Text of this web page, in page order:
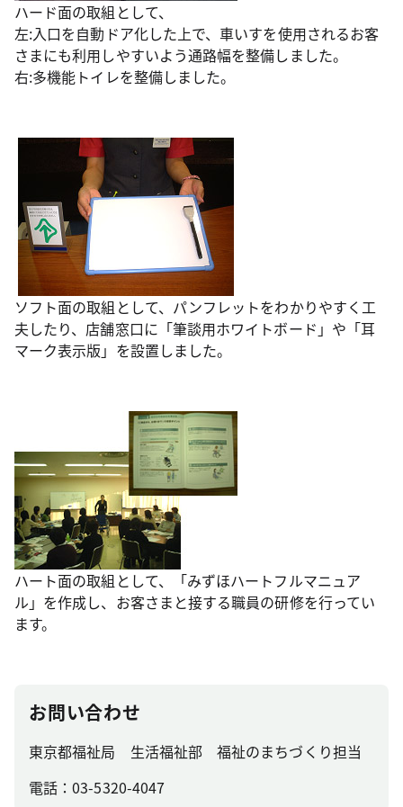
ハード面の取組として、
左:入口を自動ドア化した上で、車いすを使用されるお客
さまにも利用しやすいよう通路幅を整備しました。
右:多機能トイレを整備しました。
ソフト面の取組として、パンフレットをわかりやすく工
夫したり、店舗窓口に「筆談用ホワイトボード」や「耳
マーク表示版」を設置しました。
ハート面の取組として、「みずほハートフルマニュア
ル」を作成し、お客さまと接する職員の研修を行ってい
ます。
お問い合わせ
東京都福祉局 生活福祉部 福祉のまちづくり担当
電話：03-5320-4047